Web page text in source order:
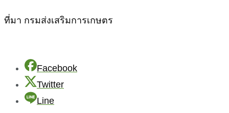
ที่มา กรมส่งเสริมการเกษตร
Facebook
Twitter
Line